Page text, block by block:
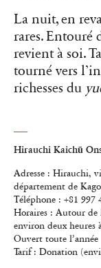
La nuit, en
rares. Entouré
revient à soi.
tourné vers
richesses du
Hirauchi Kaichū
Adresse : Hirauchi,
département de
Téléphone : +81 997
Horaires : Autour de
environ deux heures
Ouvert toute l’année
Tarif : Donation